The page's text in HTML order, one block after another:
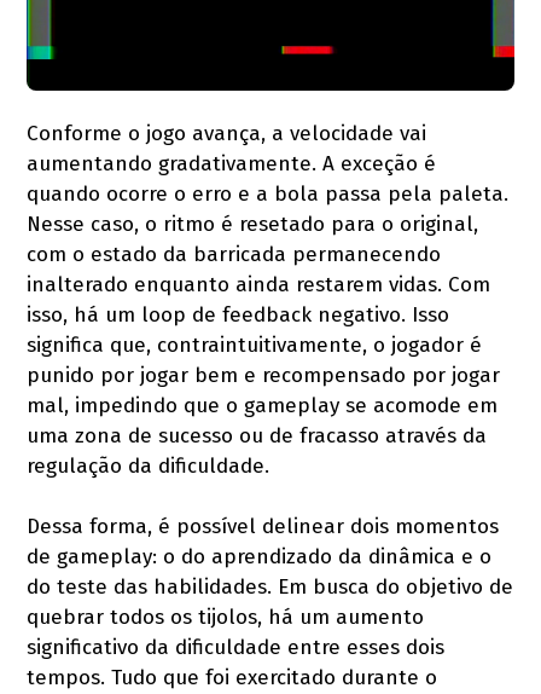
Conforme o jogo avança, a velocidade vai
aumentando gradativamente. A exceção é
quando ocorre o erro e a bola passa pela paleta.
Nesse caso, o ritmo é resetado para o original,
com o estado da barricada permanecendo
inalterado enquanto ainda restarem vidas. Com
isso, há um loop de feedback negativo. Isso
significa que, contraintuitivamente, o jogador é
punido por jogar bem e recompensado por jogar
mal, impedindo que o gameplay se acomode em
uma zona de sucesso ou de fracasso através da
regulação da dificuldade.
Dessa forma, é possível delinear dois momentos
de gameplay: o do aprendizado da dinâmica e o
do teste das habilidades. Em busca do objetivo de
quebrar todos os tijolos, há um aumento
significativo da dificuldade entre esses dois
tempos. Tudo que foi exercitado durante o